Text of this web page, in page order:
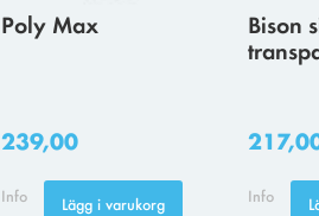
Poly Max
239,00
Info Lägg i varukorg
Bison
Info